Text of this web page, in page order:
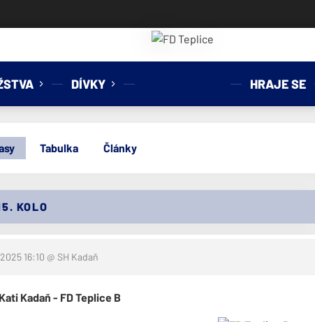
DÍVKY HRAJE SE
Tabulka Články
KOLO
2025 16:10 @ SH Kadaň
Kadaň - FD Teplice B